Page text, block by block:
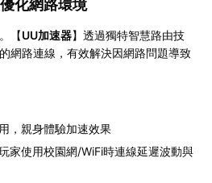
化網路環境
【UU加速器】透過獨特智慧路由技
網路連線，有效解決因網路問題導致
，親身體驗加速效果
家使用校園網/WiFi時連線延遲波動與